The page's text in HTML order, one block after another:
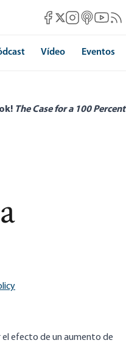
Mises Facebook
Mises X
MisesMises itunes
Mises
Vídeo Eventos
The Case for a 100
efecto de un aumento de